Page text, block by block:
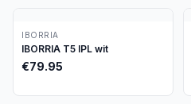
IBORRIA
IBORRIA T5 IPL wit
€79.95